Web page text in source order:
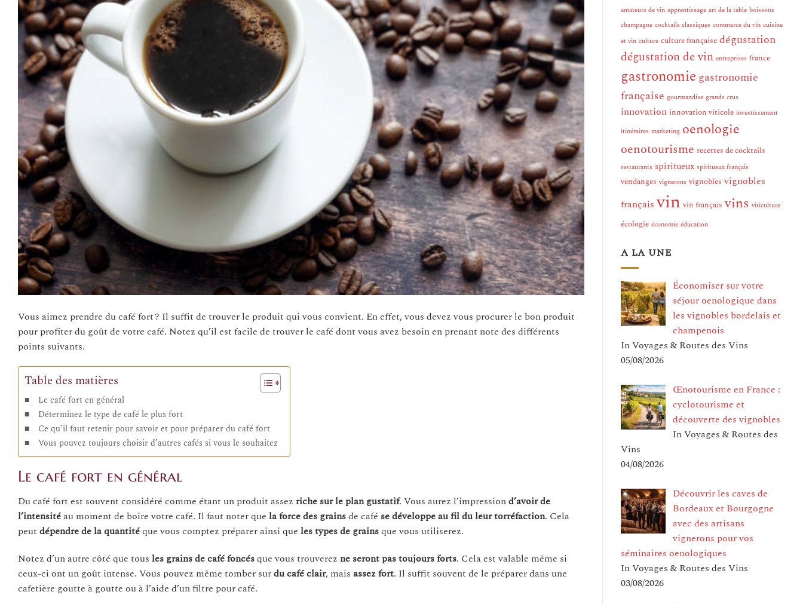
Vous aimez prendre du café fort ? Il suffit de trouver le produit qui vous convient. En effet, vous devez vous procurer le bon produit
pour profiter du goût de votre café. Notez qu’il est facile de trouver le café dont vous avez besoin en prenant note des différents
points suivants.
Table des matières
Le café fort en général
Déterminez le type de café le plus fort
Ce qu’il faut retenir pour savoir et pour préparer du café fort
Vous pouvez toujours choisir d’autres cafés si vous le souhaitez
Le café fort en général
Du café fort est souvent considéré comme étant un produit assez riche sur le plan gustatif. Vous aurez l’impressiond’avoir de
l’intensitéau moment de boire votre café. Il faut noter que la force des grainsde café se développe au fil du leur torréfaction. Cela
peut dépendrede la quantitéque vous comptez préparer ainsi que les types de grainsque vous utiliserez.
Notez d’un autre côté que tous les grains de café foncésque vous trouverez ne seront pastoujoursforts. Cela est valable même si
ceux-ci ont un goût intense. Vous pouvez même tomber surdu café clair, mais assez fort. Il suffit souvent de le préparer dans une
cafetière goutte à goutte ou à l’aide d’un filtre pour café.
amateurs de vin apprentissage art de la table boissons
champagne cocktails classiques commerce du vin cuisine
et vin culture culture française dégustation
dégustation de vin entreprises france
gastronomie gastronomie
française gourmandise grands crus
innovation innovation viticole investissement
itinéraires marketing oenologie
oenotourisme recettes de cocktails
restaurants spiritueux spiritueux français
vendanges vignerons vignobles vignobles
français vin vin français vins viticulture
écologie économie éducation
A LA UNE
Économiser sur votre
séjour oenologique dans
les vignobles bordelais et
champenois
In Voyages & Routes des Vins
05/08/2026
Œnotourisme en France :
cyclotourisme et
découverte des vignobles
In Voyages & Routes des
Vins
04/08/2026
Découvrir les caves de
Bordeaux et Bourgogne
avec des artisans
vignerons pour vos
séminaires oenologiques
In Voyages & Routes des Vins
03/08/2026